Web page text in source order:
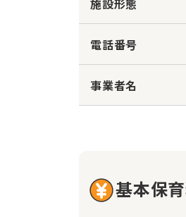
電話番号
事業者名
基本保